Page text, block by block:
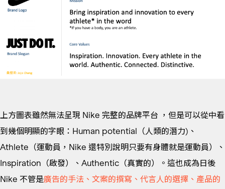
上方圖表雖然無法呈現 Nike 完整的品牌平台 ，但是可以從中看
到幾個明顯的字眼：Human potential（人類的潛力)、
Athlete（運動員，Nike 還特別說明只要有身體就是運動員）、
Inspiration（啟發）、Authentic（真實的）。這也成為日後
Nike 不管是廣告的手法、文案的撰寫、代言人的選擇、產品的